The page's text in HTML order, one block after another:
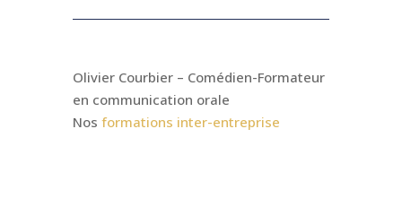
Olivier Courbier – Comédien-Formateur
en communication orale
Nos formations inter-entreprise